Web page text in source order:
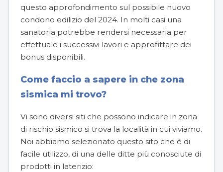
questo approfondimento sul possibile nuovo
condono edilizio del 2024. In molti casi una
sanatoria potrebbe rendersi necessaria per
effettuale i successivi lavori e approfittare dei
bonus disponibili.
Come faccio a sapere in che zona
sismica mi trovo?
Vi sono diversi siti che possono indicare in zona
di rischio sismico si trova la località in cui viviamo.
Noi abbiamo selezionato questo sito che è di
facile utilizzo, di una delle ditte più conosciute di
prodotti in laterizio: